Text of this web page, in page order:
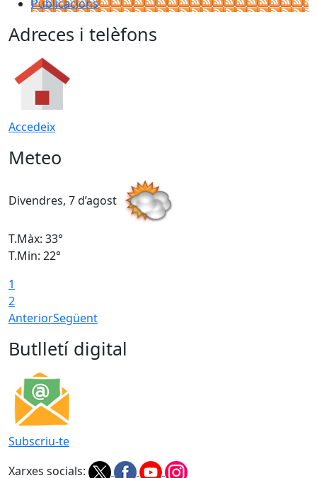
Publicacions
Adreces i telèfons
Accedeix
Meteo
Divendres, 7 d’agost
T.Màx: 33°
T.Min: 22°
1
2
AnteriorSegüent
Butlletí digital
Subscriu-te
Xarxes socials: